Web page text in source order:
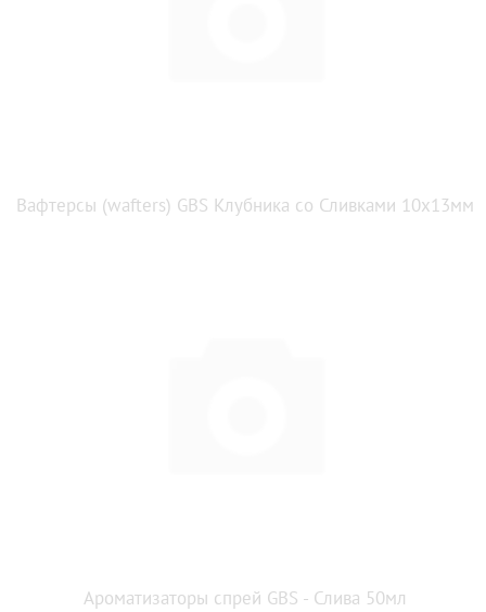
Вафтерсы (wafters) GBS Клубника со Сливками 10x13мм
Ароматизаторы спрей GBS - Слива 50мл